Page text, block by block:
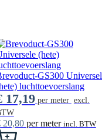
GS300
luchttoevoerslang
20,80 per meter incl. BTW
17,19 per meter excl.
Dit